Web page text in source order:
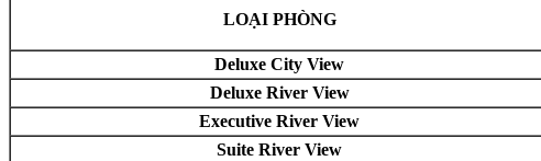
LOẠI PHÒNG
Deluxe City View
Deluxe River View
Executive River View
Suite River View